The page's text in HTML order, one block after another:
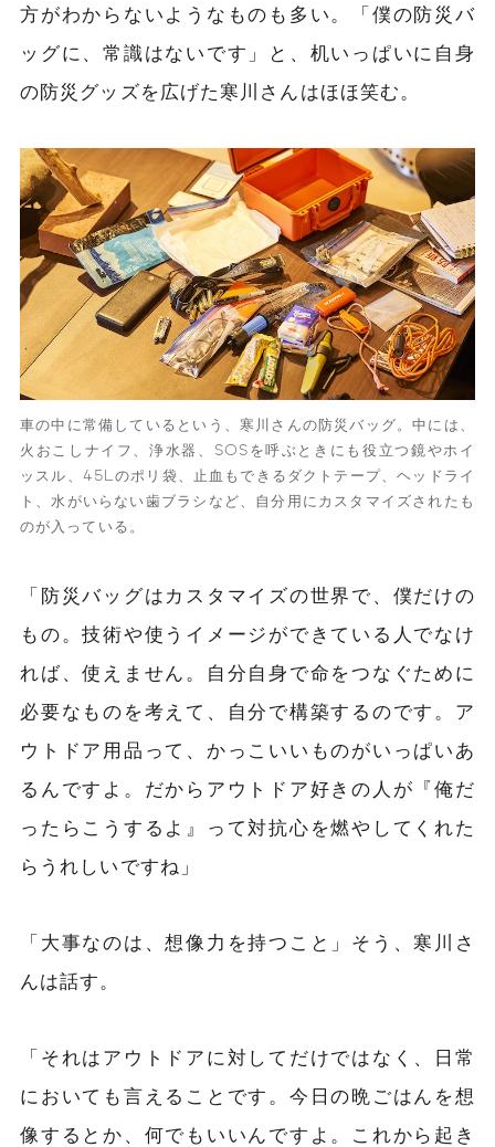
方がわからないようなものも多い。「僕の防災バ
ッグに、常識はないです」と、机いっぱいに自身
の防災グッズを広げた寒川さんはほほ笑む。
車の中に常備しているという、寒川さんの防災バッグ。中には、
火おこしナイフ、浄水器、SOSを呼ぶときにも役立つ鏡やホイ
ッスル、45Lのポリ袋、止血もできるダクトテープ、ヘッドライ
ト、水がいらない歯ブラシなど、自分用にカスタマイズされたも
のが入っている。
「防災バッグはカスタマイズの世界で、僕だけの
もの。技術や使うイメージができている人でなけ
れば、使えません。自分自身で命をつなぐために
必要なものを考えて、自分で構築するのです。ア
ウトドア用品って、かっこいいものがいっぱいあ
るんですよ。だからアウトドア好きの人が『俺だ
ったらこうするよ』って対抗心を燃やしてくれた
らうれしいですね」
「大事なのは、想像力を持つこと」そう、寒川さ
んは話す。
「それはアウトドアに対してだけではなく、日常
においても言えることです。今日の晩ごはんを想
像するとか、何でもいいんですよ。これから起き